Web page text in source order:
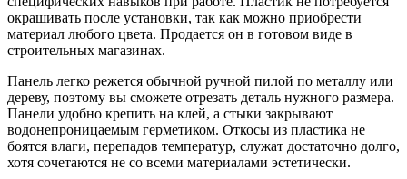
окрашивать после установки, так как можно приобрести
материал любого цвета. Продается он в готовом виде в
строительных магазинах.
Панель легко режется обычной ручной пилой по металлу или
дереву, поэтому вы сможете отрезать деталь нужного размера.
Панели удобно крепить на клей, а стыки закрывают
водонепроницаемым герметиком. Откосы из пластика не
боятся влаги, перепадов температур, служат достаточно долго,
хотя сочетаются не со всеми материалами эстетически.